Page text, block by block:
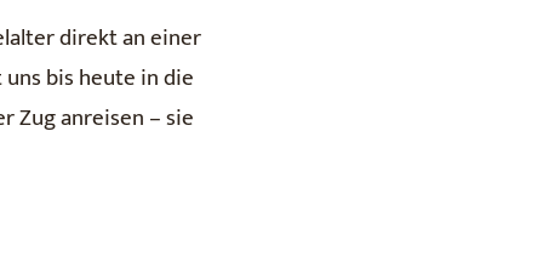
direkt an einer
bis heute in die
Zug anreisen – sie